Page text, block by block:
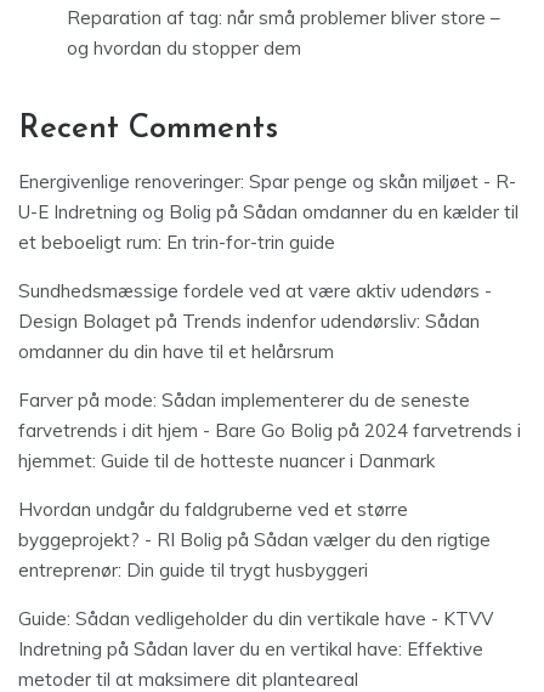
Reparation af tag: når små problemer bliver store –
og hvordan du stopper dem
Recent Comments
Energivenlige renoveringer: Spar penge og skån miljøet - R-
U-E Indretning og Bolig på Sådan omdanner du en kælder til
et beboeligt rum: En trin-for-trin guide
Sundhedsmæssige fordele ved at være aktiv udendørs -
Design Bolaget på Trends indenfor udendørsliv: Sådan
omdanner du din have til et helårsrum
Farver på mode: Sådan implementerer du de seneste
farvetrends i dit hjem - Bare Go Bolig på 2024 farvetrends i
hjemmet: Guide til de hotteste nuancer i Danmark
Hvordan undgår du faldgruberne ved et større
byggeprojekt? - RI Bolig på Sådan vælger du den rigtige
entreprenør: Din guide til trygt husbyggeri
Guide: Sådan vedligeholder du din vertikale have - KTVV
Indretning på Sådan laver du en vertikal have: Effektive
metoder til at maksimere dit planteareal